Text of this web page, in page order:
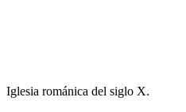
Iglesia románica del siglo X.